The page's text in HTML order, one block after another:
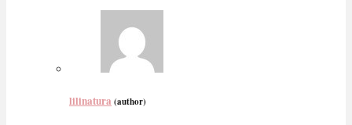
lilinatura (author)